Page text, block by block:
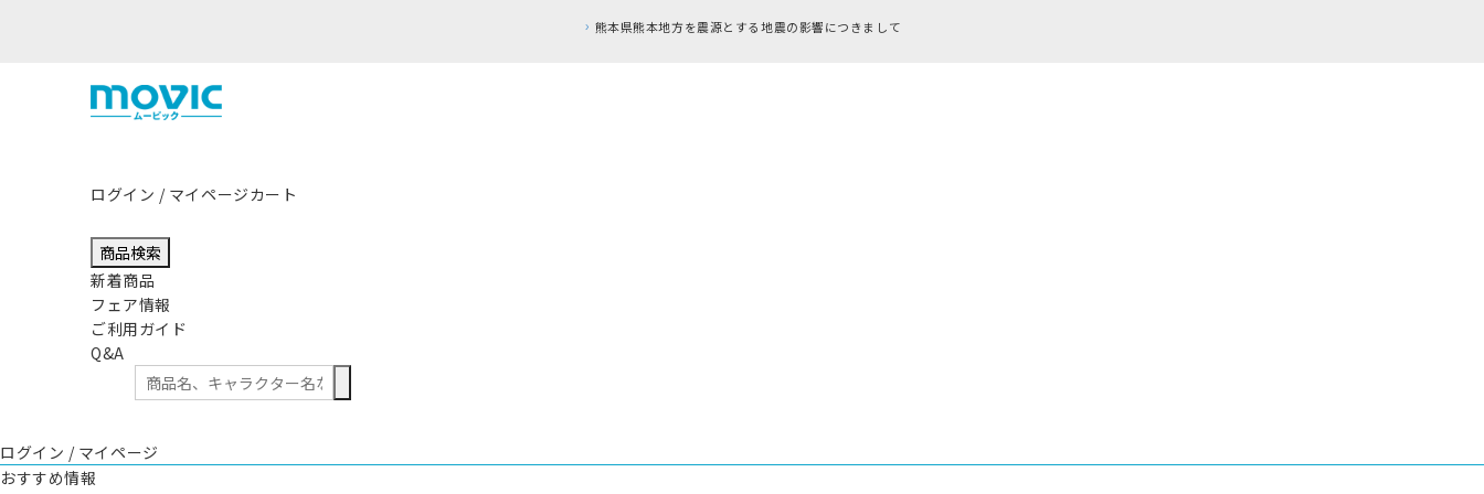
ログイン / マイページカート
商品検索
新着商品
フェア情報
ご利用ガイド
Q&A
ログイン / マイページ
おすすめ情報